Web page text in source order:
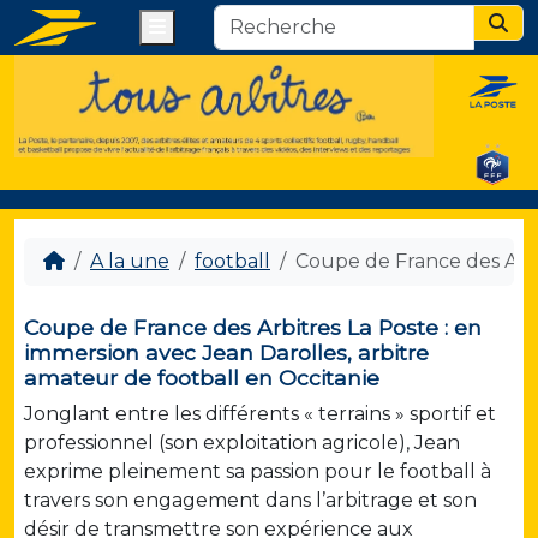
A la une football Coupe de France des
Coupe de France des Arbitres La Poste : en
immersion avec Jean Darolles, arbitre
amateur de football en Occitanie
Jonglant entre les différents « terrains » sportif et
professionnel (son exploitation agricole), Jean
exprime pleinement sa passion pour le football à
travers son engagement dans l’arbitrage et son
désir de transmettre son expérience aux